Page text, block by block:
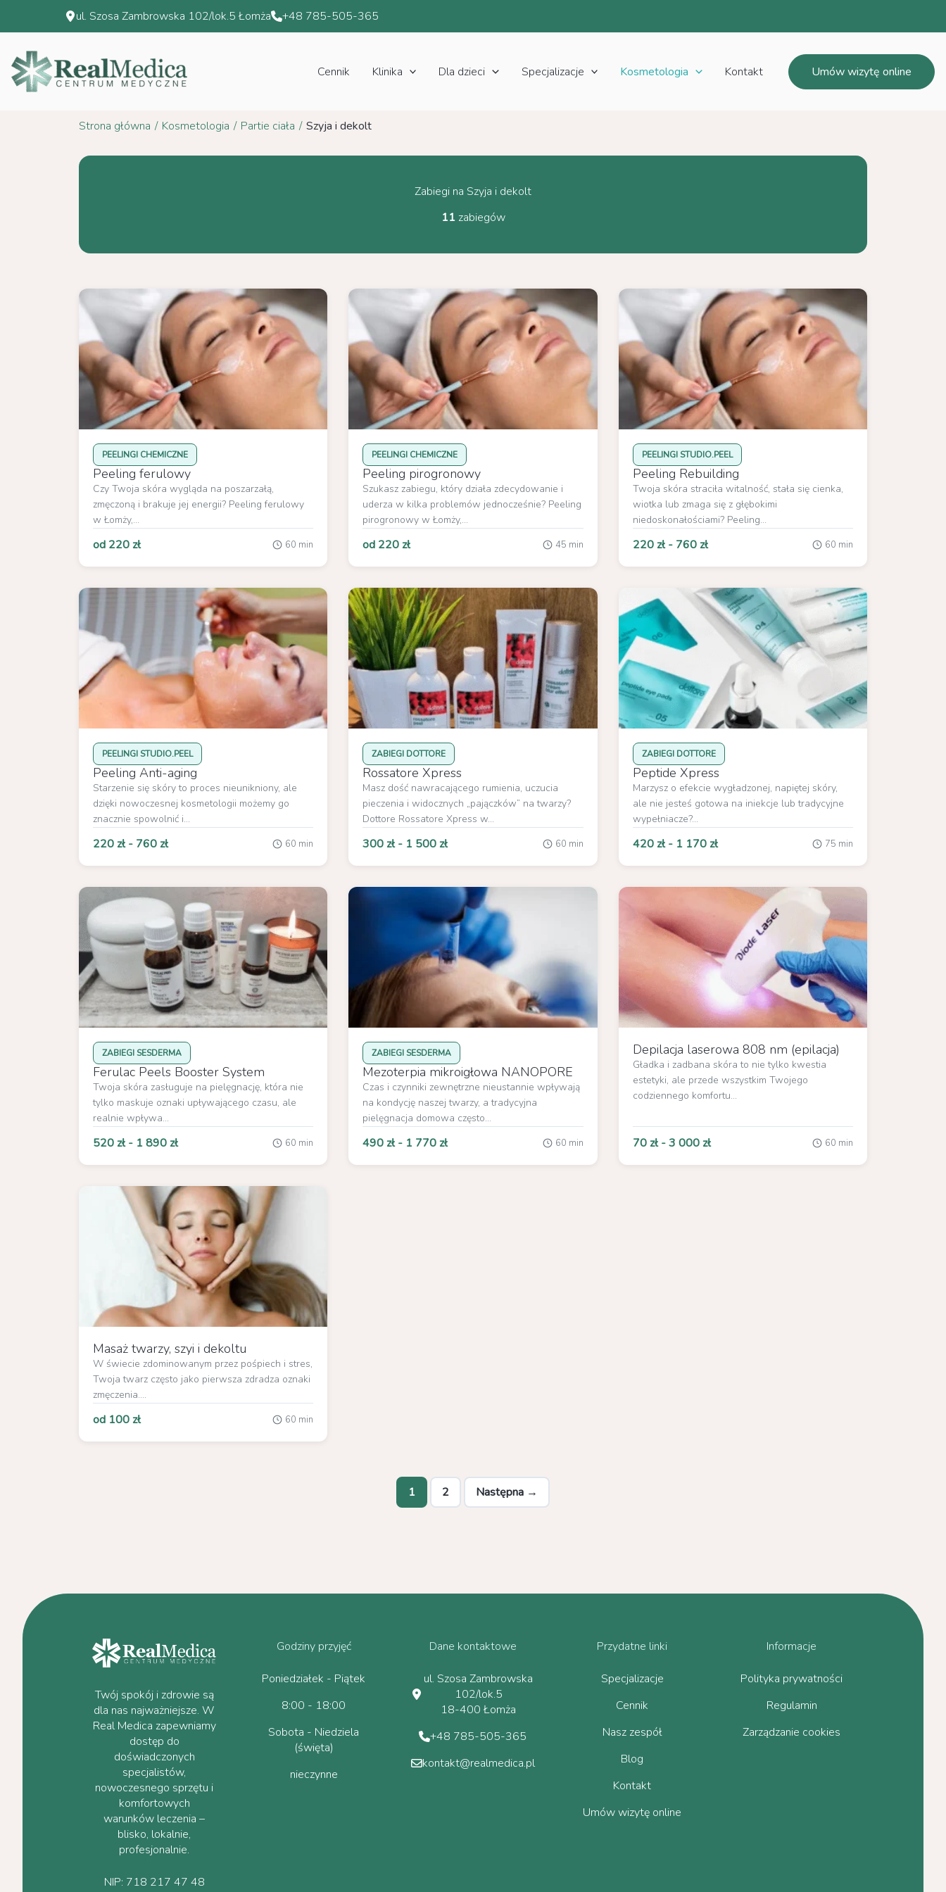
ul. Szosa Zambrowska 102/lok.5 Łomża +48 785-505-365
Cennik Klinika Dla dzieci Specjalizacje Kosmetologia Kontakt Umów wizytę online
Strona główna / Kosmetologia / Partie ciała / Szyja i dekolt
Zabiegi na Szyja i dekolt
11zabiegów
PEELINGI CHEMICZNE
Peeling ferulowy
Czy Twoja skóra wygląda na poszarzałą,
zmęczoną i brakuje jej energii? Peeling ferulowy
w Łomży,...
od 220 zł 60 min
PEELINGI CHEMICZNE
Peeling pirogronowy
Szukasz zabiegu, który działa zdecydowanie i
uderza w kilka problemów jednocześnie? Peeling
pirogronowy w Łomży,...
od 220 zł 45 min
PEELINGI STUDIO.PEEL
Peeling Rebuilding
Twoja skóra straciła witalność, stała się cienka,
wiotka lub zmaga się z głębokimi
niedoskonałościami? Peeling...
220 zł - 760 zł 60 min
PEELINGI STUDIO.PEEL
Peeling Anti-aging
Starzenie się skóry to proces nieunikniony, ale
dzięki nowoczesnej kosmetologii możemy go
znacznie spowolnić i...
220 zł - 760 zł 60 min
ZABIEGI DOTTORE
Rossatore Xpress
Masz dość nawracającego rumienia, uczucia
pieczenia i widocznych „pajączków” na twarzy?
Dottore Rossatore Xpress w...
300 zł - 1 500 zł 60 min
ZABIEGI DOTTORE
Peptide Xpress
Marzysz o efekcie wygładzonej, napiętej skóry,
ale nie jesteś gotowa na iniekcje lub tradycyjne
wypełniacze?...
420 zł - 1 170 zł 75 min
ZABIEGI SESDERMA
Ferulac Peels Booster System
Twoja skóra zasługuje na pielęgnację, która nie
tylko maskuje oznaki upływającego czasu, ale
realnie wpływa...
520 zł - 1 890 zł 60 min
ZABIEGI SESDERMA
Mezoterpia mikroigłowa NANOPORE
Czas i czynniki zewnętrzne nieustannie wpływają
na kondycję naszej twarzy, a tradycyjna
pielęgnacja domowa często...
490 zł - 1 770 zł 60 min
Depilacja laserowa 808 nm (epilacja)
Gładka i zadbana skóra to nie tylko kwestia
estetyki, ale przede wszystkim Twojego
codziennego komfortu...
70 zł - 3 000 zł 60 min
Masaż twarzy, szyi i dekoltu
W świecie zdominowanym przez pośpiech i stres,
Twoja twarz często jako pierwsza zdradza oznaki
zmęczenia....
od 100 zł 60 min
1 2 Następna →
Twój spokój i zdrowie są
dla nas najważniejsze. W
Real Medica zapewniamy
dostęp do
doświadczonych
specjalistów,
nowoczesnego sprzętu i
komfortowych
warunków leczenia –
blisko, lokalnie,
profesjonalnie.
NIP: 718 217 47 48
Godziny przyjęć
Poniedziałek - Piątek
8:00 - 18:00
Sobota - Niedziela
(święta)
nieczynne
Dane kontaktowe
ul. Szosa Zambrowska
102/lok.5
18-400 Łomża
+48 785-505-365
kontakt@realmedica.pl
Przydatne linki
Specjalizacje
Cennik
Nasz zespół
Blog
Kontakt
Umów wizytę online
Informacje
Polityka prywatności
Regulamin
Zarządzanie cookies